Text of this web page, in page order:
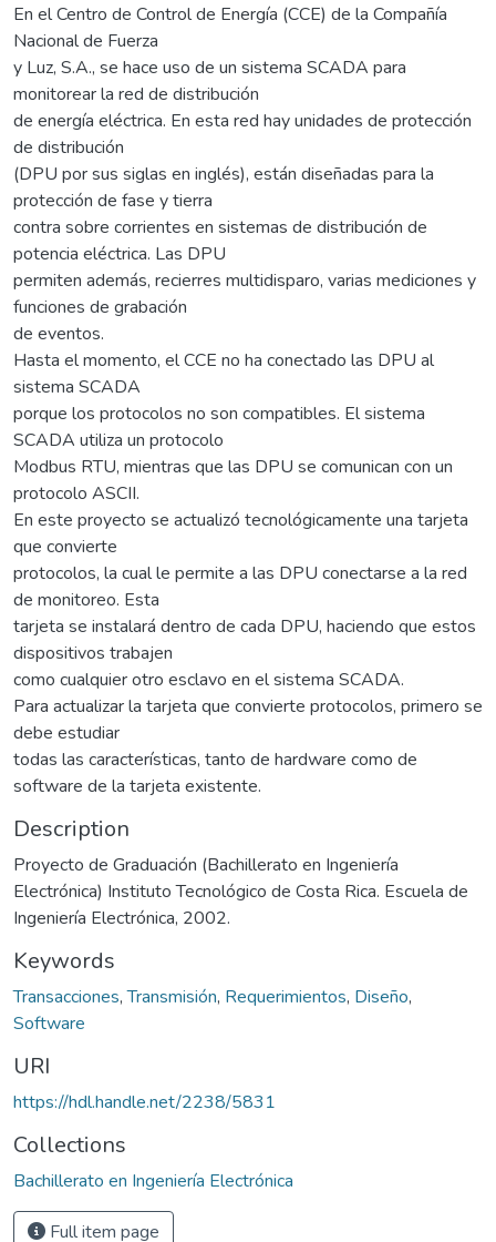
En el Centro de Control de Energía (CCE) de la Compañía
Nacional de Fuerza
y Luz, S.A., se hace uso de un sistema SCADA para
monitorear la red de distribución
de energía eléctrica. En esta red hay unidades de protección
de distribución
(DPU por sus siglas en inglés), están diseñadas para la
protección de fase y tierra
contra sobre corrientes en sistemas de distribución de
potencia eléctrica. Las DPU
permiten además, recierres multidisparo, varias mediciones y
funciones de grabación
de eventos.
Hasta el momento, el CCE no ha conectado las DPU al
sistema SCADA
porque los protocolos no son compatibles. El sistema
SCADA utiliza un protocolo
Modbus RTU, mientras que las DPU se comunican con un
protocolo ASCII.
En este proyecto se actualizó tecnológicamente una tarjeta
que convierte
protocolos, la cual le permite a las DPU conectarse a la red
de monitoreo. Esta
tarjeta se instalará dentro de cada DPU, haciendo que estos
dispositivos trabajen
como cualquier otro esclavo en el sistema SCADA.
Para actualizar la tarjeta que convierte protocolos, primero se
debe estudiar
todas las características, tanto de hardware como de
software de la tarjeta existente.
Description
Proyecto de Graduación (Bachillerato en Ingeniería
Electrónica) Instituto Tecnológico de Costa Rica. Escuela de
Ingeniería Electrónica, 2002.
Keywords
Transacciones,Transmisión, Requerimientos, Diseño,
Software
URI
https://hdl.handle.net/2238/5831
Collections
Bachillerato en Ingeniería Electrónica
Full item page